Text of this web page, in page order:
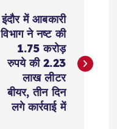
इंदौर में आबकारी
विभाग ने नष्ट की
1.75 करोड़
रुपये की 2.23
लाख लीटर
बीयर, तीन दिन
लगे कार्रवाई में